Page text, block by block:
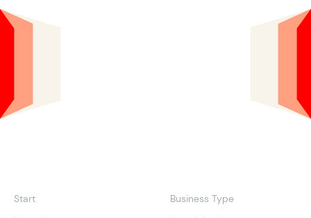
Start
Business Type